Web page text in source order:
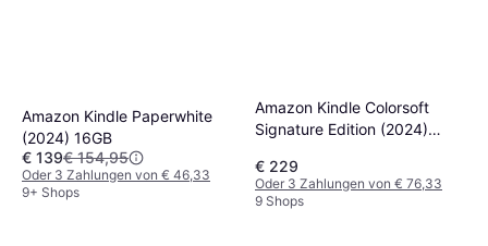
Amazon Kindle Paperwhite
(2024) 16GB
€ 139€ 154,95
Oder 3 Zahlungen von € 46,33
9+ Shops
Amazon Kindle Colorsoft
Signature Edition (2024)
€ 229
Oder 3 Zahlungen von € 76,33
9 Shops